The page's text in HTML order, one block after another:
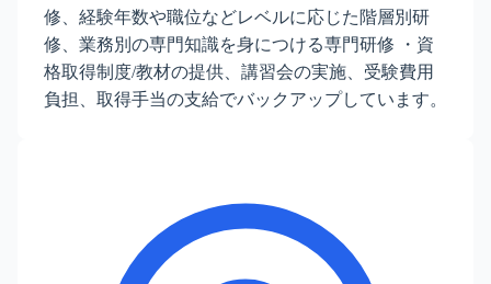
修、経験年数や職位などレベルに応じた階層別研
修、業務別の専門知識を身につける専門研修 ・資
格取得制度/教材の提供、講習会の実施、受験費用
負担、取得手当の支給でバックアップしています。